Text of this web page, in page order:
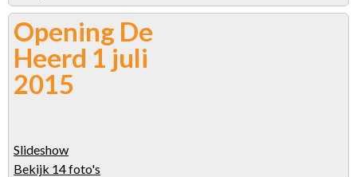
Opening De
Heerd 1 juli
2015
Slideshow
Bekijk 14 foto's